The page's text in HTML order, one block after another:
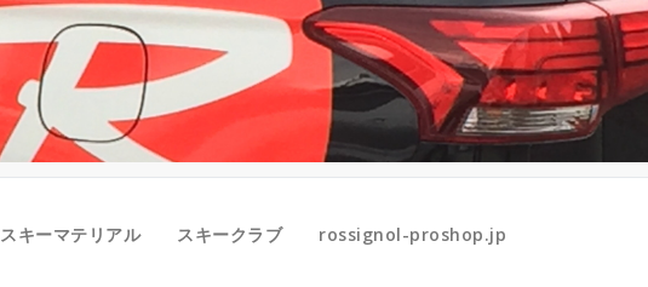
スキーマテリアル スキークラブ rossignol-proshop.jp